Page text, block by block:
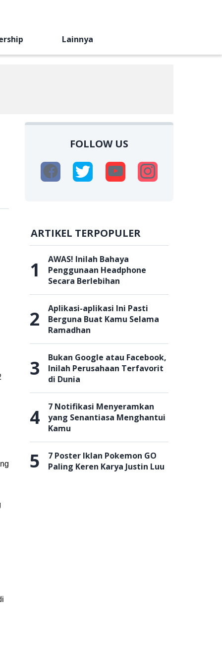
Lainnya
FOLLOW US
ARTIKEL TERPOPULER
1
AWAS! Inilah Bahaya
Penggunaan Headphone
Secara Berlebihan
2
Aplikasi-aplikasi Ini Pasti
Berguna Buat Kamu Selama
Ramadhan
3
Bukan Google atau Facebook,
Inilah Perusahaan Terfavorit
di Dunia
4
7 Notifikasi Menyeramkan
yang Senantiasa Menghantui
Kamu
5
7 Poster Iklan Pokemon GO
Paling Keren Karya Justin Luu